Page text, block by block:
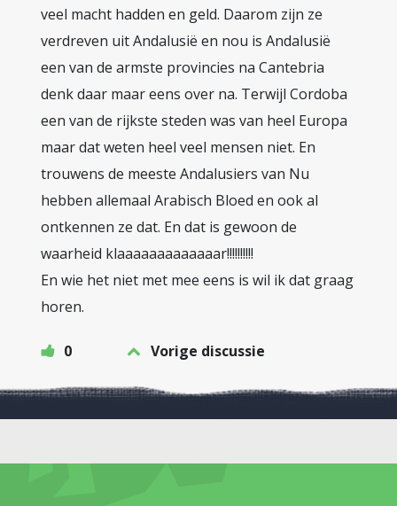
veel macht hadden en geld. Daarom zijn ze
verdreven uit Andalusië en nou is Andalusië
een van de armste provincies na Cantebria
denk daar maar eens over na. Terwijl Cordoba
een van de rijkste steden was van heel Europa
maar dat weten heel veel mensen niet. En
trouwens de meeste Andalusiers van Nu
hebben allemaal Arabisch Bloed en ook al
ontkennen ze dat. En dat is gewoon de
waarheid klaaaaaaaaaaaaar!!!!!!!!!!
En wie het niet met mee eens is wil ik dat graag
horen.
0 Vorige discussie